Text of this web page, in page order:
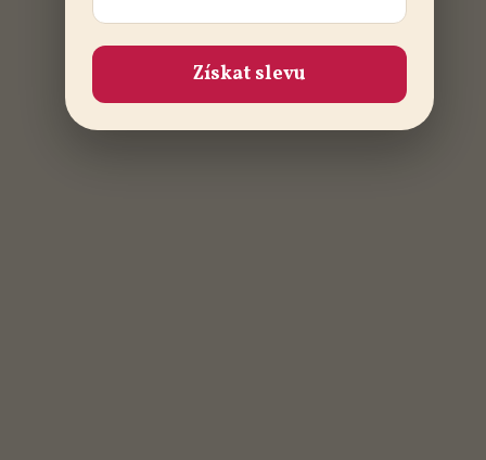
Získat slevu